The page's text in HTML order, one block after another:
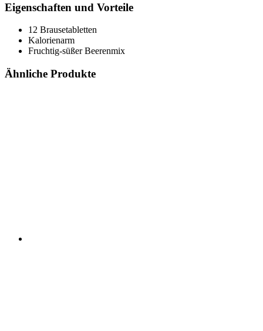
Eigenschaften und Vorteile
12 Brausetabletten
Kalorienarm
Fruchtig-süßer Beerenmix
Ähnliche Produkte